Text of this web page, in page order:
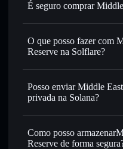
É seguro comprar
Middle Eastern Gas
O que posso fazer com
Reserve na Solflare?
Middle Eastern Gas
Trocar instantaneamente
encaminhamento
melhor preço disponível
Definir ordens limite—
Posso enviar Middle
privada na Solana?
Como posso
Reserve de forma